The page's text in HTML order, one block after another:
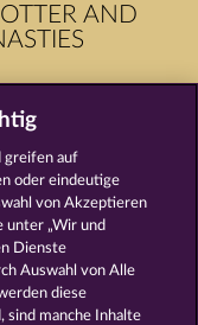
AND
greifen auf
oder eindeutige
von Akzeptieren
unter „Wir und
Dienste
Auswahl von Alle
diese
sind manche Inhalte